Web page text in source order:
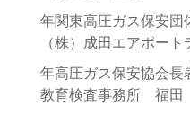
年関東高圧ガス保安
（株）成田エアポート
年高圧ガス保安協会
教育検査事務所 福